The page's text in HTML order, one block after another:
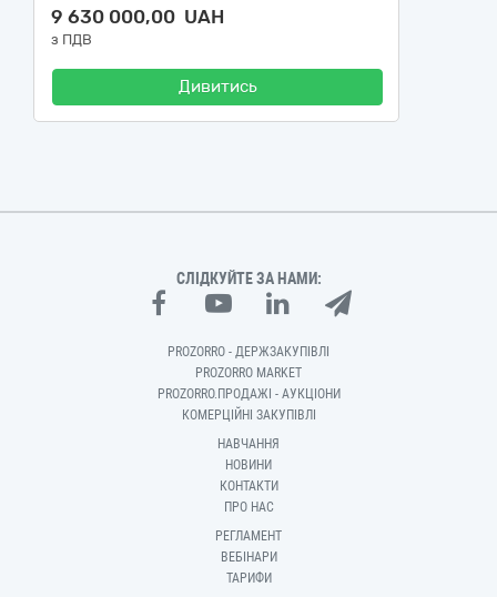
9 630 000,00 UAH
з ПДВ
Дивитись
СЛІДКУЙТЕ ЗА НАМИ:
PROZORRO - ДЕРЖЗАКУПІВЛІ
PROZORRO MARKET
PROZORRO.ПРОДАЖІ - АУКЦІОНИ
КОМЕРЦІЙНІ ЗАКУПІВЛІ
НАВЧАННЯ
НОВИНИ
КОНТАКТИ
ПРО НАС
РЕГЛАМЕНТ
ВЕБІНАРИ
ТАРИФИ